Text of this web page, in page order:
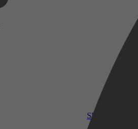
SkyShowtime